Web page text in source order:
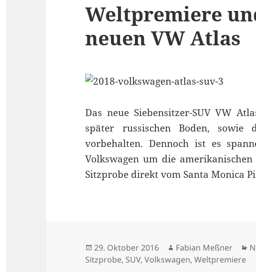
Weltpremiere
neuen VW Atlas
Das neue Siebensitzer-SUV VW
später russischen Boden,
vorbehalten. Dennoch ist es
Volkswagen um die
Sitzprobe direkt vom Santa Monica
Veröffentlicht
am
29. Oktober 2016 Autor
Fabian Meßner
Sitzprobe, SUV,Volkswagen,Weltpremiere